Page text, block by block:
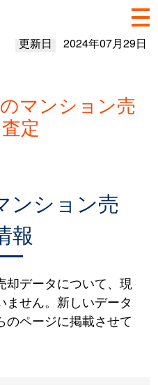
更新日 2024年07月29日
マンション売
定
ンション売
報
却データについて、現
せん。新しいデータ
のページに掲載させて